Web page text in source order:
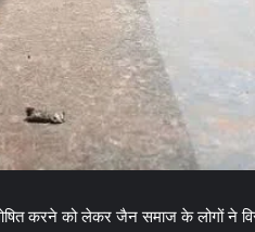
करने को लेकर जैन समाज के लोगों ने